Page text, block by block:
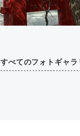
すべてのフォトギャラ